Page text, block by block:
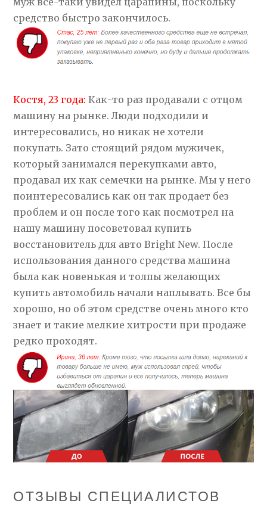
средство быстро закончилось.
Костя, 23 года: Как-то раз продавали с отцом
машину на рынке. Люди подходили и
интересовались, но никак не хотели
покупать. Зато стоящий рядом мужичек,
который занимался перекупками авто,
продавал их как семечки на рынке. Мы у него
поинтересовались как он так продает без
проблем и он после того как посмотрел на
нашу машину посоветовал купить
восстановитель для авто Bright New. После
использования данного средства машина
была как новенькая и толпы желающих
купить автомобиль начали наплывать. Все бы
хорошо, но об этом средстве очень много кто
знает и такие мелкие хитрости при продаже
редко проходят.
ОТЗЫВЫ СПЕЦИАЛИСТОВ